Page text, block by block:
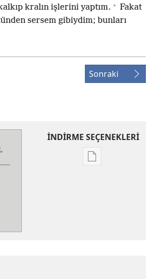
kralın işlerini yaptım. + Fakat
sersem gibiydim; bunları
Sonraki
İNDİRME SEÇENEKLERİ
Dijital